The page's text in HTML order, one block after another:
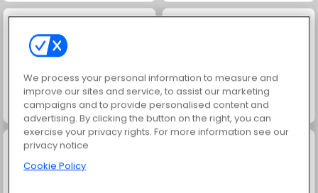
Grand Mahjong Connect Trollface Quest: USA 2
We process your personal information to measure and
improve our sites and service, to assist our marketing
campaigns and to provide personalised content and
advertising. By clicking the button on the right, you can
exercise your privacy rights. For more information see our
privacy notice
Cookie Policy